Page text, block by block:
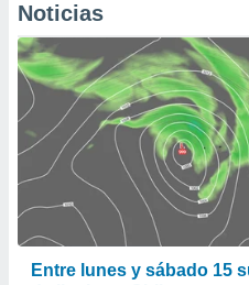
Noticias
Entre lunes y sábado 15